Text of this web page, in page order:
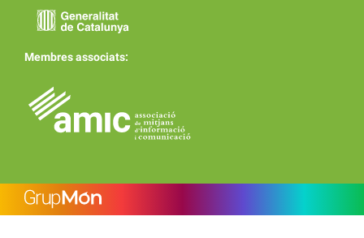
Membres associats: